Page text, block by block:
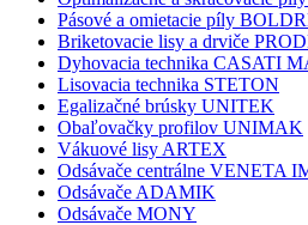
Pásové a omietacie píly
Briketovacie lisy a drviče
Dyhovacia technika CASATI
Lisovacia technika STETON
Egalizačné brúsky UNITEK
Obaľovačky profilov UNIMAK
Vákuové lisy ARTEX
Odsávače centrálne VENETA
Odsávače ADAMIK
Odsávače MONY